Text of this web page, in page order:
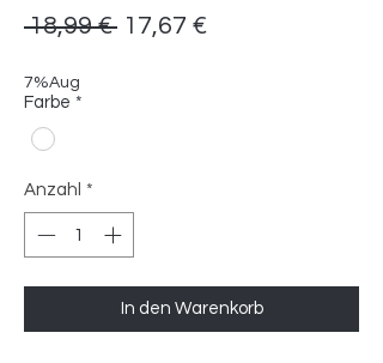
18,99 € Standardpreis
17,67 €
7%Aug
Farbe *
Anzahl *
In den Warenkorb